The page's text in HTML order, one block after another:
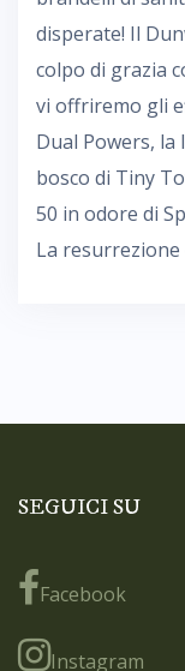
disperate! Il
colpo di grazia
vi offriremo gli
Dual Powers,
bosco di Tiny
50 in odore di
La
SEGUICI SU
Facebook
Instagram